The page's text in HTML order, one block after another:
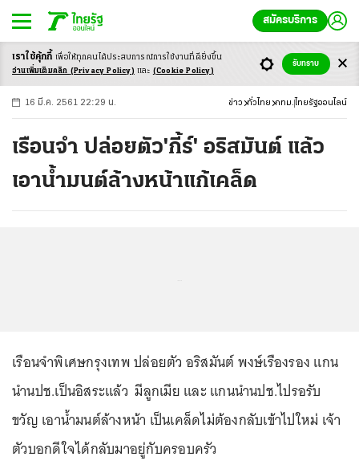
สมัครบริการ
-ก ก ก+
16 มี.ค. 2561 22:29 น. ข่าว ทั่วไทย กทม. ไทยรัฐออนไลน์
เรือนจำ ปล่อยตัว'กี้ร์' อริสมันต์ แล้ว
เอาน้ำมนต์ล้างหน้าแก้เคล็ด
เรือนจำพิเศษกรุงเทพ ปล่อยตัว อริสมันต์ พงษ์เรืองรอง แกน
นำนปช.เป็นอิสระแล้ว มีลูกเมีย และ แกนนำนปช.ไปรอรับ
ขวัญ เอาน้ำมนต์ล้างหน้า เป็นเคล็ดไม่ต้องกลับเข้าไปใหม่ เจ้า
ตัวบอกดีใจได้กลับมาอยู่กับครอบครัว
เราใช้คุ้กกี้ เพื่อให้ทุกคนได้ประสบการณ์การใช้งานที่ดียิ่งขึ้น
อ่านเพิ่มเติมคลิก (Privacy Policy) และ (Cookie Policy)
รับทราบ